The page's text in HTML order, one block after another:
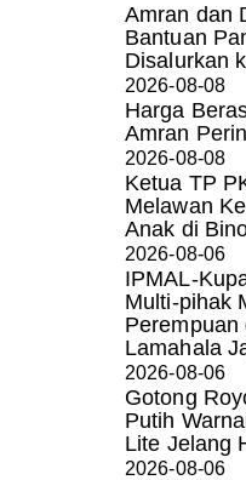
Amran dan
Bantuan
Disalurkan
2026-08-08
Harga
Amran
2026-08-08
Ketua TP
Melawan
Anak di
2026-08-06
IPMAL-
Multi-pihak
Perempuan
Lamahala
2026-08-06
Gotong
Putih
Lite Jelang
2026-08-06